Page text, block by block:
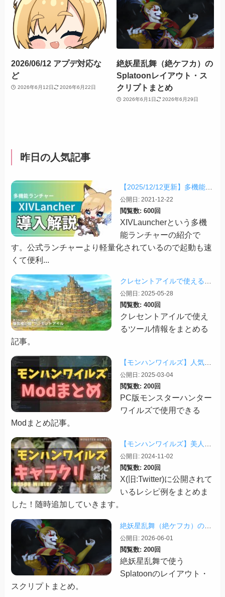
2026/06/12 アプデ対応な
ど
2026年6月12日 2026年6月22日
絶妖星乱舞（絶ケフカ）の
Splatoonレイアウト・ス
クリプトまとめ
2026年6月1日 2026年6月29日
昨日の人気記事
【2025/12/12更新】多機能ランチャー「XIVLauncher」の導入方法・使い方について
公開日: 2021-12-22
閲覧数: 600回
XIVLauncherという多機
能ランチャーの紹介で
す。公式ランチャーより軽量化されているので起動も速
くて便利...
公開日: 2025-05-28
閲覧数: 400回
クレセントアイルで使え
るツール情報をまとめる
記事。
【モンハンワイルズ】人気Modまとめ記事！【2026/03更新】
公開日: 2025-03-04
閲覧数: 200回
PC版モンスターハンター
ワイルズで使用できる
Modまとめ記事。
【モンハンワイルズ】美人・かわいいキャラクリレシピまとめ＋その他オススメの設定など
公開日: 2024-11-02
閲覧数: 200回
X(旧:Twitter)に公開されて
いるレシピ例をまとめま
した！随時追加していきます。
絶妖星乱舞（絶ケフカ）のSplatoonレイアウト・スクリプトまとめ
公開日: 2026-06-01
閲覧数: 200回
絶妖星乱舞で使う
Splatoonのレイアウト・
スクリプトまとめ。